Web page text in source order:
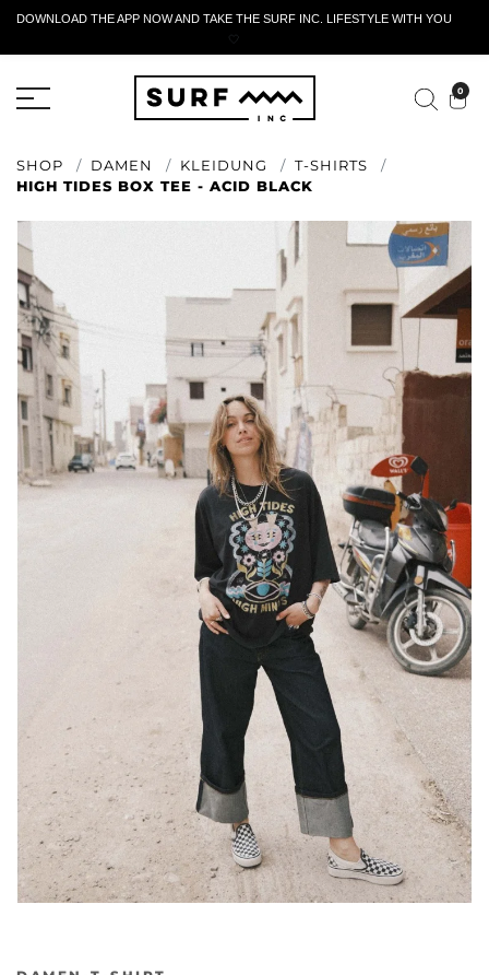
DOWNLOAD THE APP NOW AND TAKE THE SURF INC. LIFESTYLE WITH YOU
🤍
0
SHOP DAMEN KLEIDUNG
T-SHIRTS
HIGH TIDES BOX TEE - ACID BLACK
AKTIVES RÜCKGABEFORMULAR